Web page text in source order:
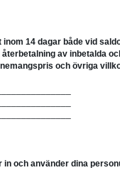
14 dagar både vid
av inbetalda
och övriga
och använder dina